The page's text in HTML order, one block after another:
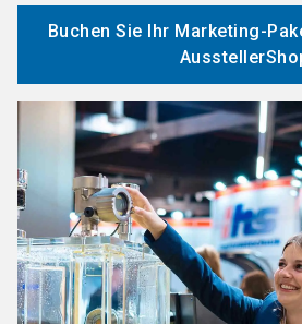
Ihre Kunden)
Digitales
Gutschein-Monitoring in
Center
1 Leadtracking-App pro
Buchen Sie Ihr Marketing-